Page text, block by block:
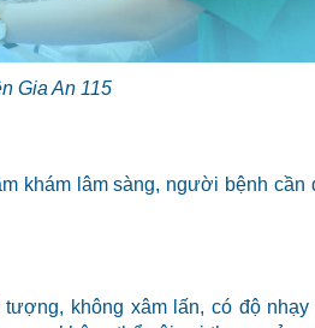
Gia An 115
khám lâm sàng, người bệnh
không xâm lấn, có độ nhạy